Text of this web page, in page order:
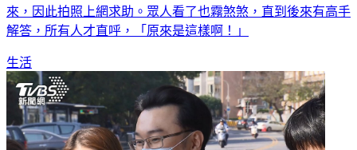
來，因此拍照上網求助。眾人看了也霧煞煞，直到後來有高手
解答，所有人才直呼，「原來是這樣啊！」
生活